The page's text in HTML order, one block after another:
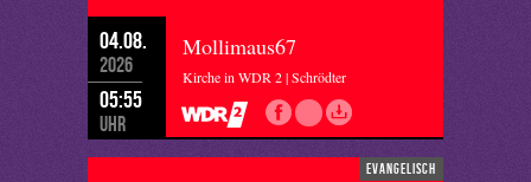
04.08.
2026
05:55
Uhr
Mollimaus67
Kirche in WDR 2 | Schrödter
evangelisch